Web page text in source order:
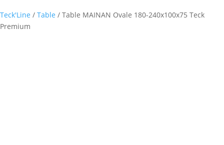
Teck'Line / Table / Table MAINAN Ovale 180-240x100x75 Teck
Premium